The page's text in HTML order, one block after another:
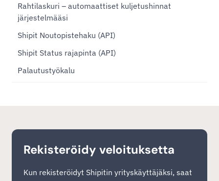
Rahtilaskuri – automaattiset kuljetushinnat
järjestelmääsi
Shipit Noutopistehaku (API)
Shipit Status rajapinta (API)
Palautustyökalu
Rekisteröidy veloituksetta
Kun rekisteröidyt Shipitin yrityskäyttäjäksi, saat